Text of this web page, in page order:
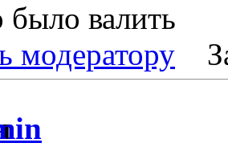
было валить
модератору